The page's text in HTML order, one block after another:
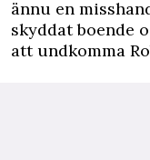
ännu en
skyddat boende
att undkomma